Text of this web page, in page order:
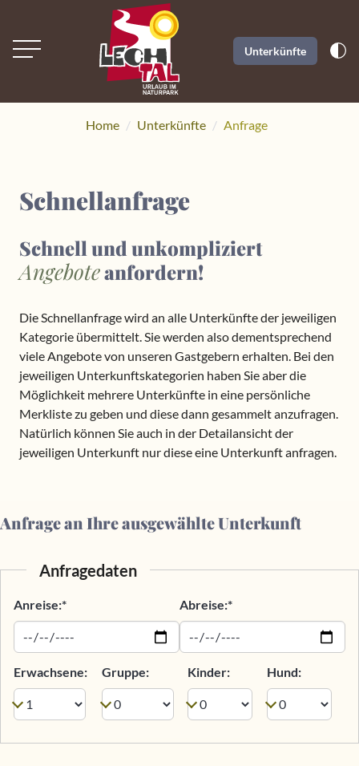
Unterkünfte
Home Unterkünfte Anfrage
Schnellanfrage
Schnell und unkompliziert
Angeboteanfordern!
Die Schnellanfrage wird an alle Unterkünfte der jeweiligen
Kategorie übermittelt. Sie werden also dementsprechend
viele Angebote von unseren Gastgebern erhalten. Bei den
jeweiligen Unterkunftskategorien haben Sie aber die
Möglichkeit mehrere Unterkünfte in eine persönliche
Merkliste zu geben und diese dann gesammelt anzufragen.
Natürlich können Sie auch in der Detailansicht der
jeweiligen Unterkunft nur diese eine Unterkunft anfragen.
Anfrage an Ihre ausgewählte Unterkunft
Anfragedaten
Anreise:* Abreise:*
Erwachsene: Gruppe: Kinder: Hund: